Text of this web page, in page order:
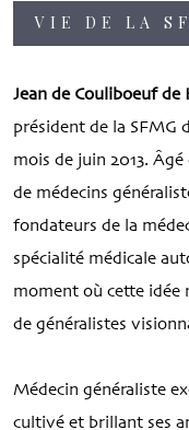
VIE DE LA
Jean de Couliboeufde
président de la SFMG
mois de juin 2013.
de médecins
fondateurs de la
spécialité médicale
moment où cette idée
de généralistes
Médecin généraliste
cultivé et brillant ses